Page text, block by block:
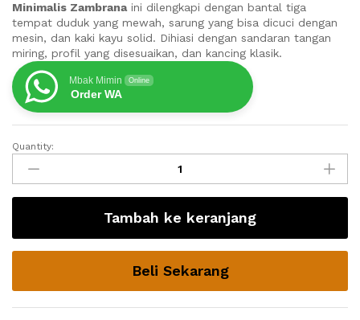
Minimalis Zambranaini dilengkapi dengan bantal tiga
tempat duduk yang mewah, sarung yang bisa dicuci dengan
mesin, dan kaki kayu solid. Dihiasi dengan sandaran tangan
miring, profil yang disesuaikan, dan kancing klasik.
Mbak Mimin Online
Order WA
Sofa
Rumah
Minimalis
Zambrana
Quantity:
Tambah ke keranjang
Beli Sekarang